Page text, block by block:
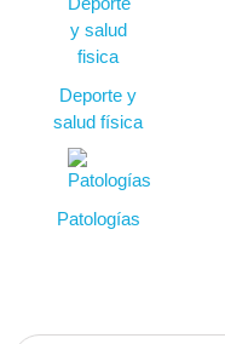
Deporte y
salud física
Patologías